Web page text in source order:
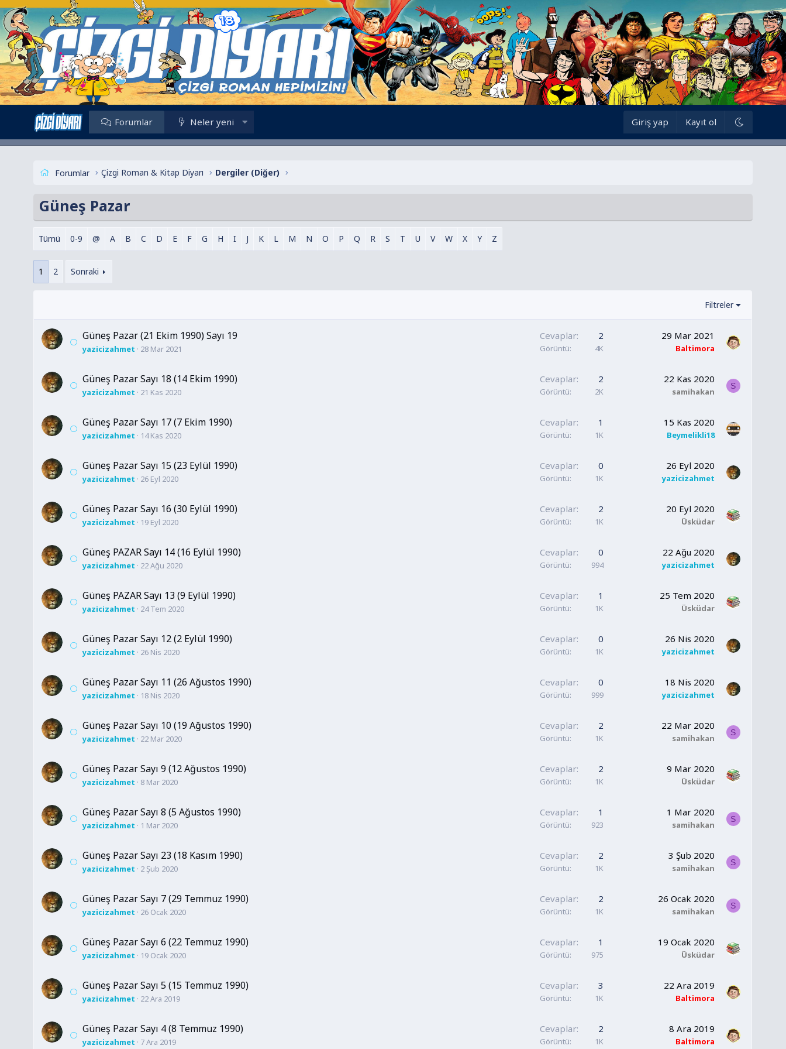
Forumlar Neler yeni Giriş yap Kayıt ol
Forumlar Çizgi Roman & Kitap Diyarı Dergiler (Diğer)
Güneş Pazar
Tümü 0-9 @ A B C D E F G H I J K L M N O P Q R S T U V W X Y Z
1 2 Sonraki
Filtreler
Güneş Pazar (21 Ekim 1990) Sayı 19
yazicizahmet 28 Mar 2021
Cevaplar 2
Görüntü 4K
29 Mar 2021
Baltimora
Güneş Pazar Sayı 18 (14 Ekim 1990)
yazicizahmet 21 Kas 2020
Cevaplar 2
Görüntü 2K
22 Kas 2020
samihakan
S
Güneş Pazar Sayı 17 (7 Ekim 1990)
yazicizahmet 14 Kas 2020
Cevaplar 1
Görüntü 1K
15 Kas 2020
Beymelikli18
Güneş Pazar Sayı 15 (23 Eylül 1990)
yazicizahmet 26 Eyl 2020
Cevaplar 0
Görüntü 1K
26 Eyl 2020
yazicizahmet
Güneş Pazar Sayı 16 (30 Eylül 1990)
yazicizahmet 19 Eyl 2020
Cevaplar 2
Görüntü 1K
20 Eyl 2020
Üsküdar
Güneş PAZAR Sayı 14 (16 Eylül 1990)
yazicizahmet 22 Ağu 2020
Cevaplar 0
Görüntü 994
22 Ağu 2020
yazicizahmet
Güneş PAZAR Sayı 13 (9 Eylül 1990)
yazicizahmet 24 Tem 2020
Cevaplar 1
Görüntü 1K
25 Tem 2020
Üsküdar
Güneş Pazar Sayı 12 (2 Eylül 1990)
yazicizahmet 26 Nis 2020
Cevaplar 0
Görüntü 1K
26 Nis 2020
yazicizahmet
Güneş Pazar Sayı 11 (26 Ağustos 1990)
yazicizahmet 18 Nis 2020
Cevaplar 0
Görüntü 999
18 Nis 2020
yazicizahmet
Güneş Pazar Sayı 10 (19 Ağustos 1990)
yazicizahmet 22 Mar 2020
Cevaplar 2
Görüntü 1K
22 Mar 2020
samihakan
S
Güneş Pazar Sayı 9 (12 Ağustos 1990)
yazicizahmet 8 Mar 2020
Cevaplar 2
Görüntü 1K
9 Mar 2020
Üsküdar
Güneş Pazar Sayı 8 (5 Ağustos 1990)
yazicizahmet 1 Mar 2020
Cevaplar 1
Görüntü 923
1 Mar 2020
samihakan
S
Güneş Pazar Sayı 23 (18 Kasım 1990)
yazicizahmet 2 Şub 2020
Cevaplar 2
Görüntü 1K
3 Şub 2020
samihakan
S
Güneş Pazar Sayı 7 (29 Temmuz 1990)
yazicizahmet 26 Ocak 2020
Cevaplar 2
Görüntü 1K
26 Ocak 2020
samihakan
S
Güneş Pazar Sayı 6 (22 Temmuz 1990)
yazicizahmet 19 Ocak 2020
Cevaplar 1
Görüntü 975
19 Ocak 2020
Üsküdar
Güneş Pazar Sayı 5 (15 Temmuz 1990)
yazicizahmet 22 Ara 2019
Cevaplar 3
Görüntü 1K
22 Ara 2019
Baltimora
Güneş Pazar Sayı 4 (8 Temmuz 1990)
yazicizahmet 7 Ara 2019
Cevaplar 2
Görüntü 1K
8 Ara 2019
Baltimora